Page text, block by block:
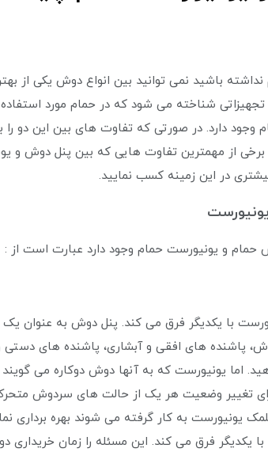
باشید نمی توانید بین انواع دوش یکی از
شناخته می‌ شود که در حمام مورد
دارد. در صورتی که تفاوت های بین این دو را
از مهمترین تفاوت هایی که بین پنل دوش و
در این زمینه کسب نمایید.
و یونیورست حمام وجود دارد عبارت است از :
با یکدیگر فرق می کند. پنل دوش به عنوان
پاشنده های افقی و آبشاری، پاشنده های
اما یونیورست که به آنها دوش دوکاره می
تغییر وضعیت هر یک از حالت های سردوش
یونیورست به کار گرفته می‌ شوند بهره برداری
فرق می کند. این مسئله را زمان خریداری